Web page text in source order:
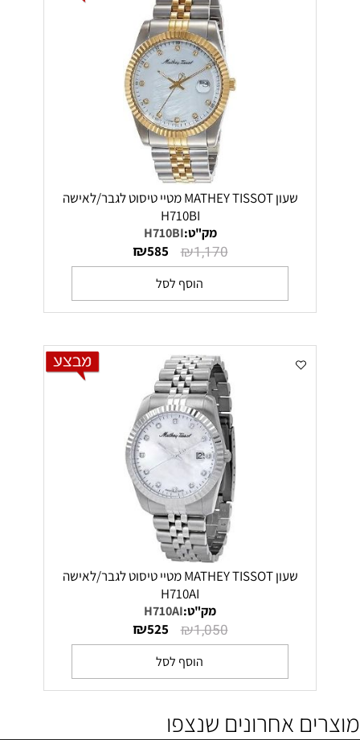
שעון MATHEY TISSOT מטיי טיסוט לגבר/לאישה
H710BI
מק"ט:H710BI
₪1,170
₪585
הוסף לסל
שעון MATHEY TISSOT מטיי טיסוט לגבר/לאישה
H710AI
מק"ט:H710AI
₪1,050
₪525
הוסף לסל
מוצרים אחרונים שנצפו